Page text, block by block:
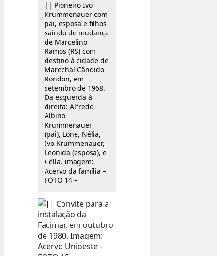
|| Pioneiro Ivo
Krummenauer com
pai, esposa e filhos
saindo de mudança
de Marcelino
Ramos (RS) com
destino à cidade de
Marechal Cândido
Rondon, em
setembro de 1968.
Da esquerda à
direita: Alfredo
Albino
Krummenauer
(pai), Lone, Nélia,
Ivo Krummenauer,
Leonida (esposa), e
Célia. Imagem:
Acervo da família –
FOTO 14 –